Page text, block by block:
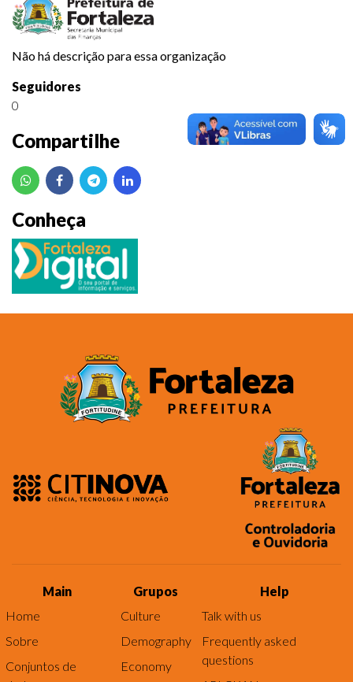
Não há descrição para essa organização
Seguidores
0
Compartilhe
Conheça
Main
Home
Sobre
Conjuntos de
Grupos
Culture
Demography
Economy
Help
Talk with us
Frequently asked
questions